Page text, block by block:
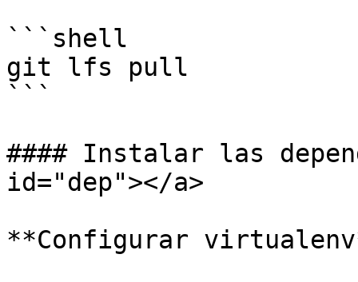
```shell
git lfs pull
```
#### Instalar las
id="dep"></a>
**Configurar